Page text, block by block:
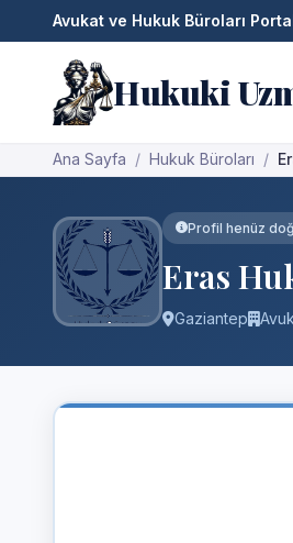
Avukat ve Hukuk Büroları
Hukuki
Ana Sayfa Hukuk Büroları
Profil henüz
Eras
Gaziantep